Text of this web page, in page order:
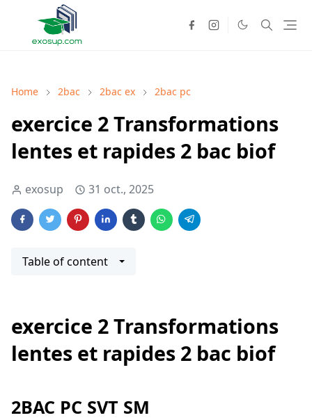
Home 2bac 2bac ex 2bac pc
exercice 2 Transformations
lentes et rapides 2 bac biof
exosup 31 oct., 2025
Table of content
exercice 2 Transformations
lentes et rapides 2 bac biof
2BAC PC SVT SM